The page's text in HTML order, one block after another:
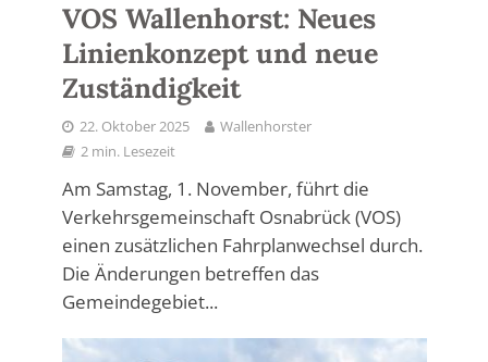
VOS Wallenhorst: Neues
Linienkonzept und neue
Zuständigkeit
22. Oktober 2025
Wallenhorster
2 min. Lesezeit
Am Samstag, 1. November, führt die
Verkehrsgemeinschaft Osnabrück (VOS)
einen zusätzlichen Fahrplanwechsel durch.
Die Änderungen betreffen das
Gemeindegebiet...